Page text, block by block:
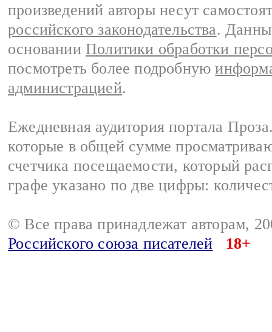
произведений авторы несут
российского законодательства.
основании Политики обработки
посмотреть более подробную
администрацией.
Ежедневная аудитория портала
которые в общей сумме
счетчика посещаемости, который
графе указано по две цифры:
© Все права принадлежат авторам,
Российского союза писателей
18+